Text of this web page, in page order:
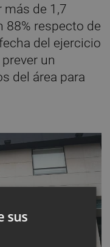
más de 1,7
88% respecto de
del ejercicio
un
del área para
sus